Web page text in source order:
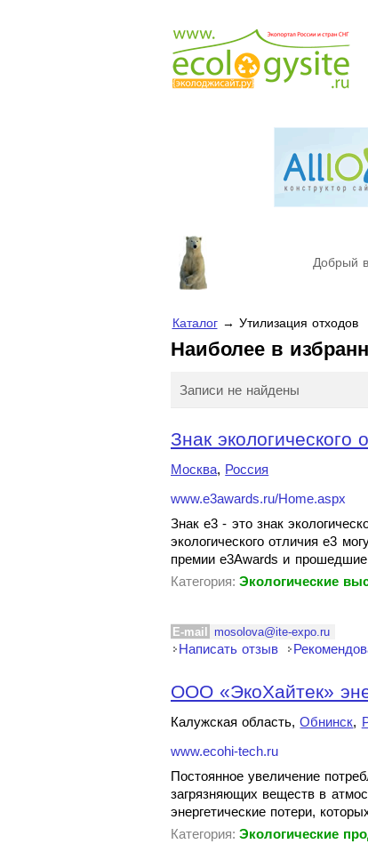
Добрый
Каталог→ Утилизация отходов
Наиболее в
Записи не найдены
Знак экологического
Москва, Россия
www.e3awards.ru/Home.aspx
Знак e3 - это знак
экологического отличия e3
премии e3Awards и прошедшие
Категория: Экологические
E-mail mosolova@ite-expo.ru
Написать отзыв
ООО «ЭкоХайтек»
Калужская область,Обнинск,
www.ecohi-tech.ru
Постоянное увеличение
загрязняющих веществ в
энергетические потери,
Категория: Экологические